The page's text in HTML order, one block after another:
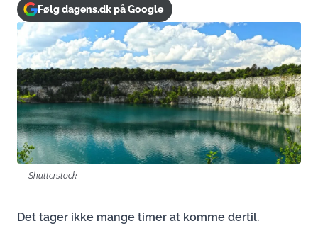
Følg dagens.dk på Google
Shutterstock
Det tager ikke mange timer at komme dertil.